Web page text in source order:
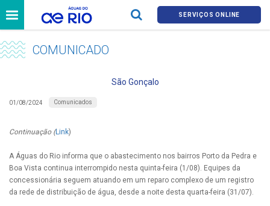
SERVIÇOS ONLINE
COMUNICADO
São Gonçalo
01/08/2024 Comunicados
Continuação (Link)
A Águas do Rio informa que o abastecimento nos bairros Porto da Pedra e
Boa Vista continua interrompido nesta quinta-feira (1/08). Equipes da
concessionária seguem atuando em um reparo complexo de um registro
da rede de distribuição de água, desde a noite desta quarta-feira (31/07).